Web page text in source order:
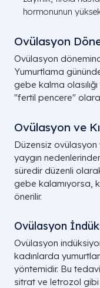
hormonunun
Ovülasyon
Ovülasyon
Yumurtlama
gebe kalma
"fertil pencere"
Ovülasyon ve
Düzensiz ovülasyon
yaygın
süredir düzenli
gebe kalamıyorsa,
önerilir.
Ovülasyon
Ovülasyon
kadınlarda
yöntemidir. Bu
sitrat ve letrozol gibi